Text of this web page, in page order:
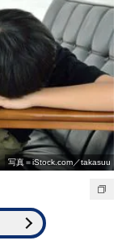
写真＝iStock.com／takasuu